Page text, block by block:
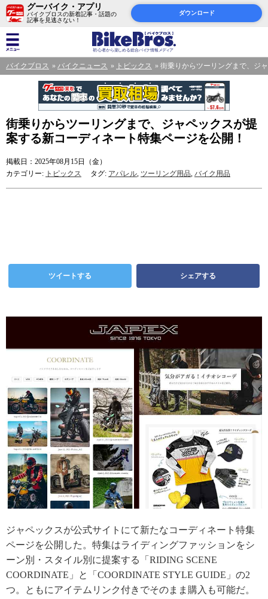
グーバイク・アプリ
バイクブロスの新着記事・話題の
記事を見逃さない！
ダウンロード
バイクブロス バイクニュース トピックス 街乗りからツーリングまで、ジ
街乗りからツーリングまで、ジャペックスが提
案する新コーディネート特集ページを公開！
掲載日：2025年08月15日（金）
カテゴリー: トピックス タグ: アパレル, ツーリング用品, バイク用品
ツイートする シェアする
ジャペックスが公式サイトにて新たなコーディネート特集
ページを公開した。特集はライディングファッションをシ
ーン別・スタイル別に提案する「RIDING SCENE
COORDINATE」と「COORDINATE STYLE GUIDE」の2
つ。ともにアイテムリンク付きでそのまま購入も可能だ。